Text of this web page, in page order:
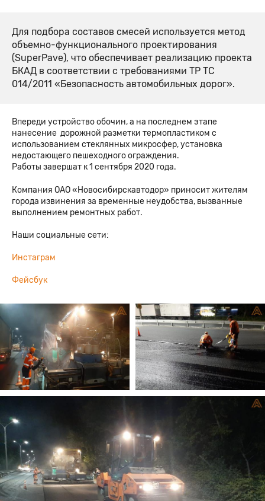
Для подбора составов смесей используется метод
объемно-функционального проектирования
(SuperPave), что обеспечивает реализацию проекта
БКАД в соответствии с требованиями ТР ТС
014/2011 «Безопасность автомобильных дорог».
Впереди устройство обочин, а на последнем этапе
нанесение дорожной разметки термопластиком с
использованием стеклянных микросфер, установка
недостающего пешеходного ограждения.
Работы завершат к 1 сентября 2020 года.
Компания ОАО «Новосибирскавтодор» приносит жителям
города извинения за временные неудобства, вызванные
выполнением ремонтных работ.
Наши социальные сети:
Инстаграм
Фейсбук